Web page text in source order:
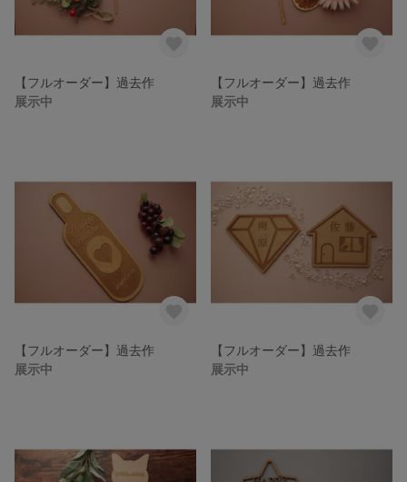
【フルオーダー】過去作
展示中
【フルオーダー】過去作
展示中
【フルオーダー】過去作
展示中
【フルオーダー】過去作
展示中